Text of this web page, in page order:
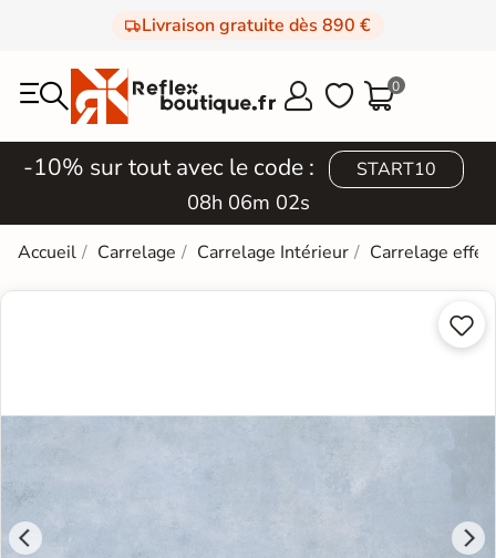
Livraison gratuite dès 890 €
  0
-10% sur tout avec le code : START10
08h 06m 01s
Accueil Carrelage Carrelage Intérieur Carrelage effet

